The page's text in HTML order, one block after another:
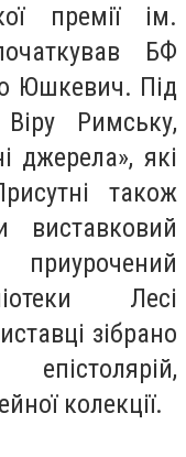
премії ім.
БФ
Юшкевич. Під
Римську,
джерела», які
також
виставковий
Лесі
зібрано
колекції.